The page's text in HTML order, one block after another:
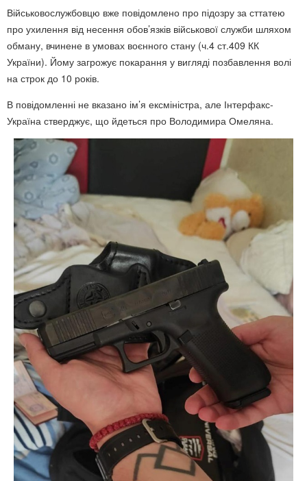
Військовослужбовцю вже повідомлено про підозру за сттатею
про ухилення від несення обов’язків військової служби шляхом
обману, вчинене в умовах воєнного стану (ч.4 ст.409 КК
України). Йому загрожує покарання у вигляді позбавлення волі
на строк до 10 років.
В повідомленні не вказано ім’я ексміністра, але Інтерфакс-
Україна стверджує, що йдеться про Володимира Омеляна.